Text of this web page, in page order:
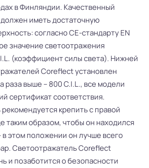
в Финляндии. Качественный
иметь достаточную
согласно CE-стандарту EN
значение светоотражения
(коэффициент силы света). Нижней
Coreflect установлен
раза выше – 800 C.I.L., все модели
сертификат соответствия.
крепить с правой
таким образом, чтобы он находился
в этом положении он лучше всего
Светоотражатель Coreflect
и позаботится о безопасности